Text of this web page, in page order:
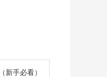
新手必看）